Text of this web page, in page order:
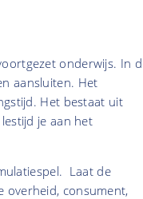
onderwijs. In
aansluiten. Het
Het bestaat uit
je aan het
Laat de
overheid, consument,